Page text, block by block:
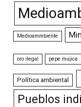
Medioammbiente
oro ilegal pepe mujica
Política ambiental
Pueblos